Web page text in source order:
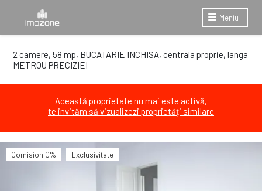
Meniu
2 camere, 58 mp, BUCATARIE INCHISA, centrala proprie, langa
METROU PRECIZIEI
Această proprietate nu mai este activă,
te invităm să vizualizezi proprietăți similare
Comision 0% Exclusivitate